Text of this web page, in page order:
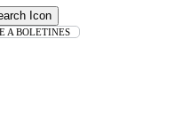
A BOLETINES